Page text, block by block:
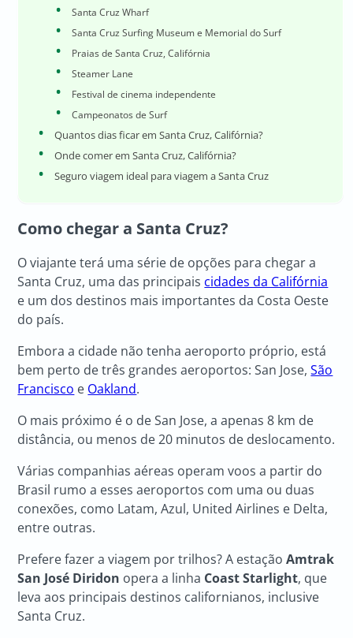
Santa Cruz Wharf
Santa Cruz Surfing Museum e Memorial do Surf
Praias de Santa Cruz, Califórnia
Steamer Lane
Festival de cinema independente
Campeonatos de Surf
Quantos dias ficar em Santa Cruz, Califórnia?
Onde comer em Santa Cruz, Califórnia?
Seguro viagem ideal para viagem a Santa Cruz
Como chegar a Santa Cruz?
O viajante terá uma série de opções para chegar a
Santa Cruz, uma das principais cidades da Califórnia
e um dos destinos mais importantes da Costa Oeste
do país.
Embora a cidade não tenha aeroporto próprio, está
bem perto de três grandes aeroportos: San Jose,São
Francisco e Oakland.
O mais próximo é o de San Jose, a apenas 8 km de
distância, ou menos de 20 minutos de deslocamento.
Várias companhias aéreas operam voos a partir do
Brasil rumo a esses aeroportos com uma ou duas
conexões, como Latam, Azul, United Airlines e Delta,
entre outras.
Prefere fazer a viagem por trilhos? A estaçãoAmtrak
San José Diridon opera a linha Coast Starlight, que
leva aos principais destinos californianos, inclusive
Santa Cruz.